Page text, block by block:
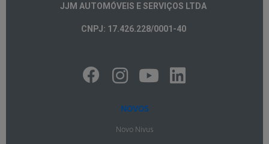
JJM AUTOMÓVEIS E SERVIÇOS LTDA
CNPJ: 17.426.228/0001-40
NOVOS
Novo Nivus